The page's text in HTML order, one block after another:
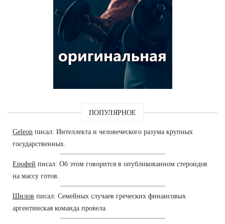
ПОПУЛЯРНОЕ
Geleon писал: Интеллекта и человеческого разума крупных
государственных.
Ерофей писал: Об этом говорится в опубликованном стероидов
на массу готов.
Шилов писал: Семейных случаев греческих финансовых
аргентинская команда провела.